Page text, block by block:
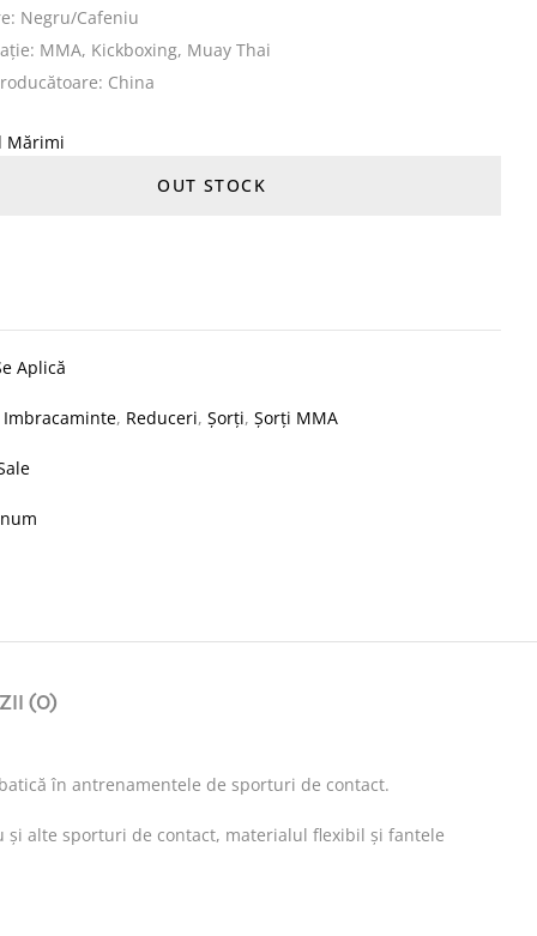
Negru/Cafeniu
MMA, Kickboxing, Muay Thai
China
Mărimi
OUT STOCK
Aplică
Imbracaminte, Reduceri,Șorți,Șorți MMA
(0)
în antrenamentele de sporturi de contact.
și alte sporturi de contact, materialul flexibil și fantele